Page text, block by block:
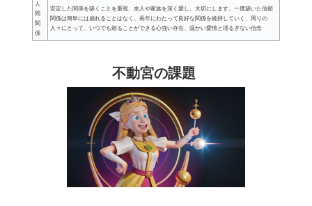
人
間
関
係
安定した関係を築くことを重視、友人や家族を深く愛し、大切にします。一度築いた信頼
関係は簡単には崩れることはなく、長年にわたって良好な関係を維持していく、周りの
人々にとって、いつでも頼ることができる心強い存在、温かい愛情と揺るぎない信念
不動宮の課題